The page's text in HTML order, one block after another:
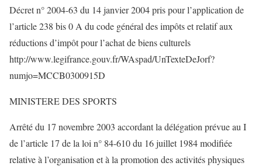
Décret n° 2004-63 du 14 janvier 2004 pris pour l’application de
l’article 238 bis 0 A du code général des impôts et relatif aux
réductions d’impôt pour l’achat de biens culturels
http://www.legifrance.gouv.fr/WAspad/UnTexteDeJorf?
numjo=MCCB0300915D
MINISTERE DES SPORTS
Arrêté du 17 novembre 2003 accordant la délégation prévue au I
de l’article 17 de la loi n° 84-610 du 16 juillet 1984 modifiée
relative à l’organisation et à la promotion des activités physiques